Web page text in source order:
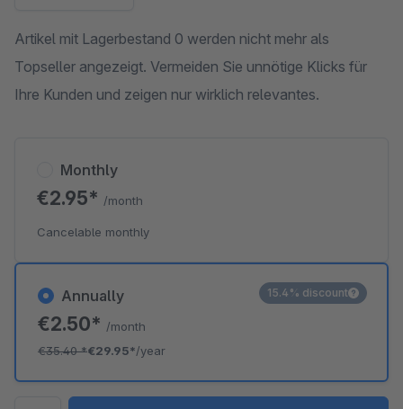
Artikel mit Lagerbestand 0 werden nicht mehr als
Topseller angezeigt. Vermeiden Sie unnötige Klicks für
Ihre Kunden und zeigen nur wirklich relevantes.
Annually
€2.50* /month
€35.40*€29.95*/year
15.4% discount
Monthly
€2.95* /month
Cancelable monthly